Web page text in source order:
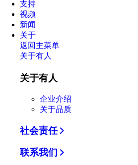
支持
视频
新闻
关于
返回主菜单
关于有人
关于有人
企业介绍
关于品质
社会责任
联系我们